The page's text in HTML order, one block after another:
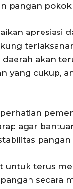
pangan
apresiasi
akan
yang cukup,
agar
pangan
untuk terus
secara